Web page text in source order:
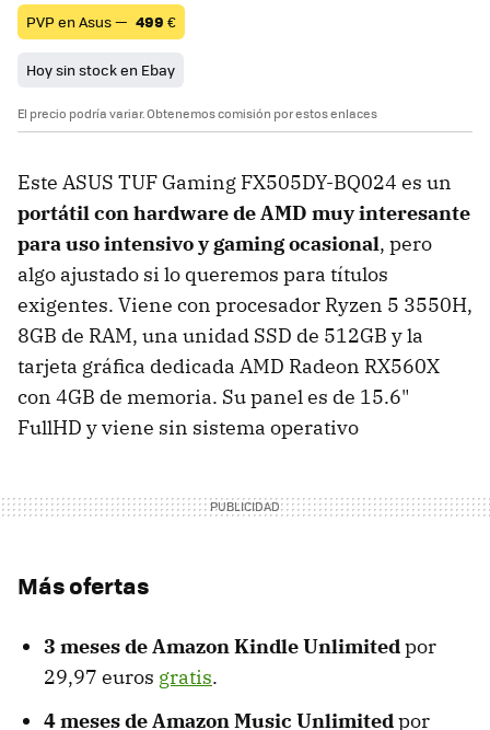
PVP en Asus — 499 €
Hoy sin stock en Ebay
El precio podría variar. Obtenemos comisión por estos enlaces
Este ASUS TUF Gaming FX505DY-BQ024 es un
portátil con hardware de AMD muy interesante
para uso intensivo y gaming ocasional, pero
algo ajustado si lo queremos para títulos
exigentes. Viene con procesador Ryzen 5 3550H,
8GB de RAM, una unidad SSD de 512GB y la
tarjeta gráfica dedicada AMD Radeon RX560X
con 4GB de memoria. Su panel es de 15.6"
FullHD y viene sin sistema operativo
Más ofertas
3 meses de Amazon Kindle Unlimitedpor
29,97 euros gratis.
4 meses de Amazon Music Unlimitedpor